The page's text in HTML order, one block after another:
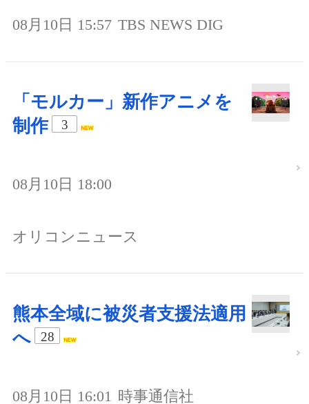
08月10日 15:57 TBS NEWS DIG
「モルカー」新作アニメを
制作
3
08月10日 18:00
オリコンニュース
熊本全域に被災者支援法適用
へ
28
08月10日 16:01 時事通信社